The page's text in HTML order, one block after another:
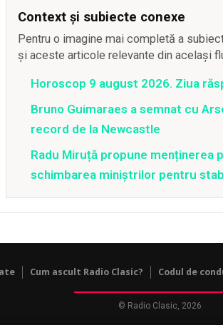
Context și subiecte conexe
Pentru o imagine mai completă a
și aceste articole relevante din același
Horoscop 9 august 2026. Ziua
Bruno Guimaraes a semnat cu
record de la Newcastle
Radu Miruță propune menținerea
schimbarea miniștrilor pentru
Cum ascult Radio Clasic? Codul de
© Radio Clasic, 2026